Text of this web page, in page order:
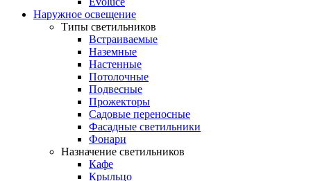
Наружное освещение
Типы светильников
Встраиваемые
Наземные
Настенные
Потолочные
Подвесные
Прожекторы
Садовые переносные
Фасадные светильники
Фонари
Назначение светильников
Кафе
Крыльцо